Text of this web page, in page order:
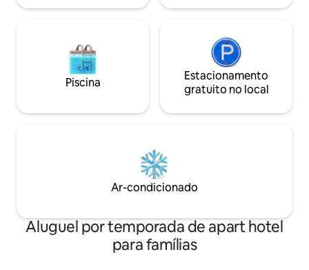
Piscina
Estacionamento
gratuito no local
Ar-condicionado
Aluguel por temporada de apart hotel
para famílias